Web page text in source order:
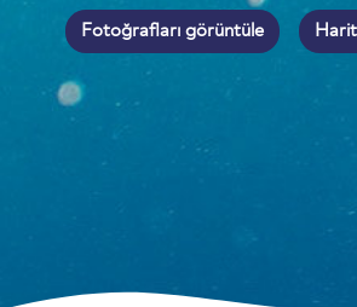
Fotoğrafları görüntüle